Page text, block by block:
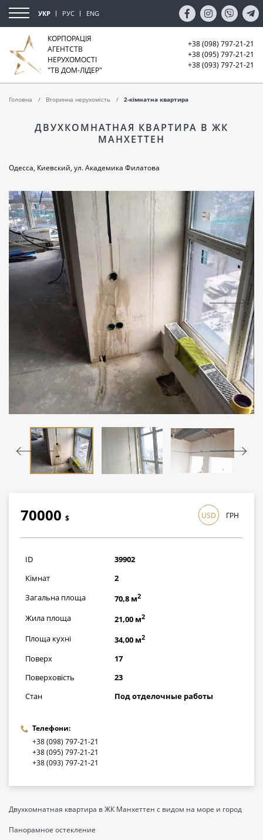
УКР РУС ENG
КОРПОРАЦІЯ
АГЕНТСТВ
НЕРУХОМОСТІ
"ТВ ДОМ-ЛІДЕР"
+38 (098) 797-21-21
+38 (095) 797-21-21
+38 (093) 797-21-21
Головна Вторинна нерухомість 2-кімнатна квартира
ДВУХКОМНАТНАЯ КВАРТИРА В ЖК
МАНХЕТТЕН
Одесса, Киевский, ул. Академика Филатова
70000 $
2030000грн
USD ГРН
ID
39902
Кімнат
2
Загальна площа
70,8 м2
Жила площа 21,00 м2
Площа кухні 34,00 м2
Поверх
17
Поверховість
23
Стан
Под отделочные работы
Телефони:
+38 (098) 797-21-21
+38 (095) 797-21-21
+38 (093) 797-21-21
Двухкомнатная квартира в ЖК Манхеттен с видом на море и город
Панорамное остекление